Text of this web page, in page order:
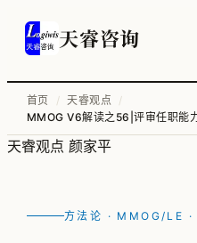
天睿咨询
首页 / 天睿观点
/
MMOG V6解读之56|评审任职能
天睿观点 颜家平
方法论 · MMOG/LE